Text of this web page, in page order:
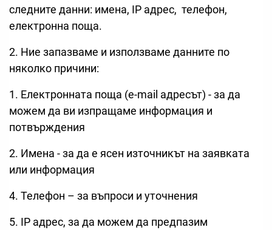
следните данни: имена, IP адрес, телефон,
електронна поща.
2. Ние запазваме и използваме данните по
няколко причини:
1. Електронната поща (e-mail адресът) - за да
можем да ви изпращаме информация и
потвърждения
2. Имена - за да е ясен източникът на заявката
или информация
4. Телефон – за въпроси и уточнения
5. IP адрес, за да можем да предпазим